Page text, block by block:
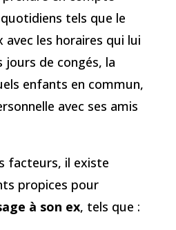
tels que le
les horaires qui lui
jours de congés, la
enfants en commun,
avec ses amis
facteurs, il existe
propices pour
à son ex, tels que :